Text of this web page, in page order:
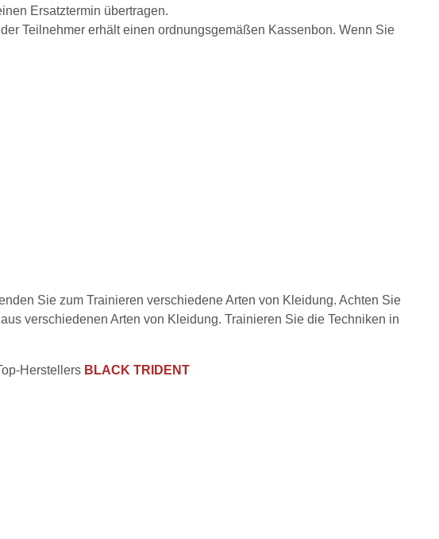
Ersatztermin übertragen.
Teilnehmer erhält einen ordnungsgemäßen Kassenbon. Wenn Sie
Sie zum Trainieren verschiedene Arten von Kleidung. Achten Sie
verschiedenen Arten von Kleidung. Trainieren Sie die Techniken in
Herstellers BLACK TRIDENT